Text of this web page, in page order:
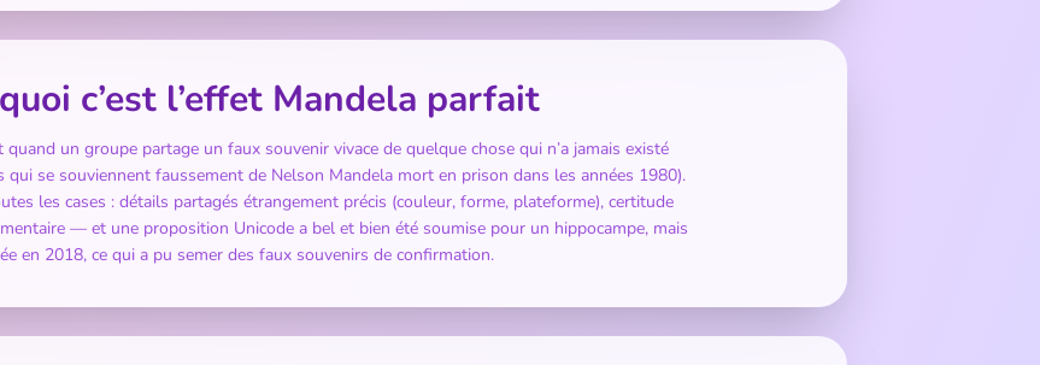
c’est l’effet Mandela parfait
un groupe partage un faux souvenir vivace de quelque chose qui n’a jamais existé
qui se souviennent faussement de Nelson Mandela mort en prison dans les années 1980).
les cases : détails partagés étrangement précis (couleur, forme, plateforme), certitude
— et une proposition Unicode a bel et bien été soumise pour un hippocampe, mais
en 2018, ce qui a pu semer des faux souvenirs de confirmation.